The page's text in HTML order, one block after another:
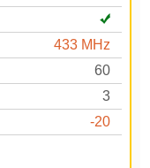
433 MHz
60
3
-20